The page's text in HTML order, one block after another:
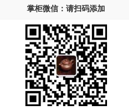
掌柜微信：请扫码添加